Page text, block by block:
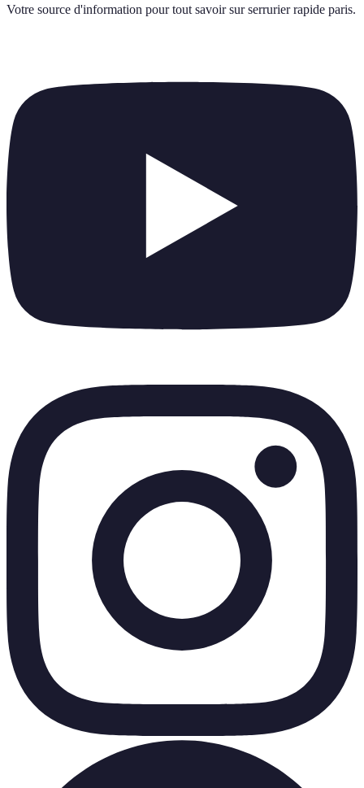
Votre source d'information pour tout savoir sur serrurier rapide paris.